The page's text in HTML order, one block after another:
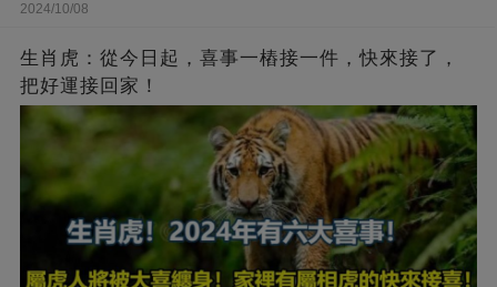
2024/10/08
生肖虎：從今日起，喜事一樁接一件，快來接了，
把好運接回家！